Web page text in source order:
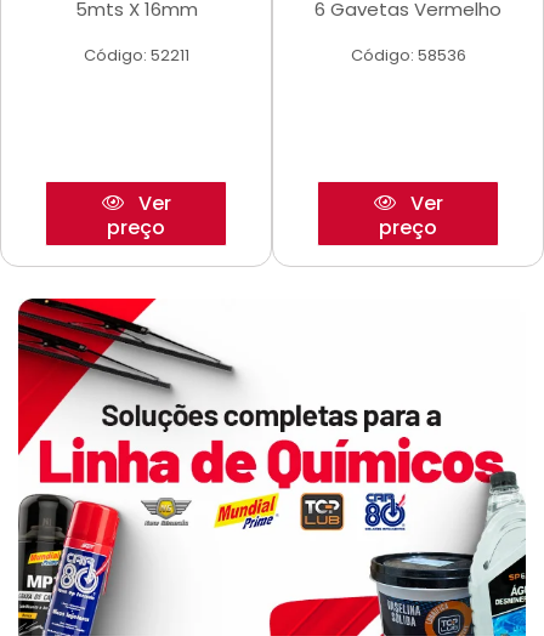
5mts X 16mm
Código: 52211
Ver
preço
6 Gavetas Vermelho
Código: 58536
Ver
preço